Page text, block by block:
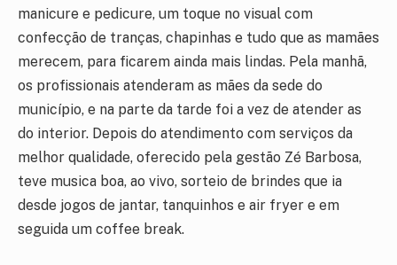
manicure e pedicure, um toque no visual com
confecção de tranças, chapinhas e tudo que as mamães
merecem, para ficarem ainda mais lindas. Pela manhã,
os profissionais atenderam as mães da sede do
município, e na parte da tarde foi a vez de atender as
do interior. Depois do atendimento com serviços da
melhor qualidade, oferecido pela gestão Zé Barbosa,
teve musica boa, ao vivo, sorteio de brindes que ia
desde jogos de jantar, tanquinhos e air fryer e em
seguida um coffee break.